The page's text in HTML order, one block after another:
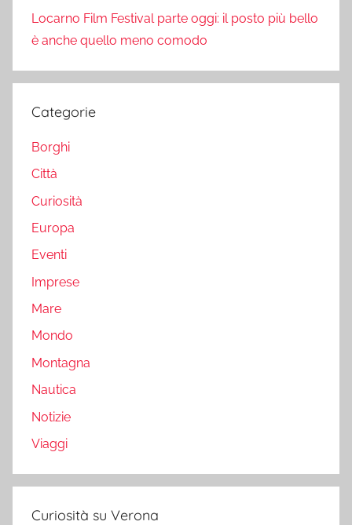
Locarno Film Festival parte oggi: il posto più bello
è anche quello meno comodo
Categorie
Borghi
Città
Curiosità
Europa
Eventi
Imprese
Mare
Mondo
Montagna
Nautica
Notizie
Viaggi
Curiosità su Verona